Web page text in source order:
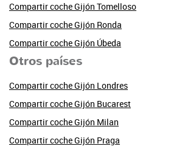
Compartir coche Gijón Tomelloso
Compartir coche Gijón Ronda
Compartir coche Gijón Úbeda
Otros países
Compartir coche Gijón Londres
Compartir coche Gijón Bucarest
Compartir coche Gijón Milan
Compartir coche Gijón Praga